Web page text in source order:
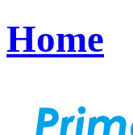
Home